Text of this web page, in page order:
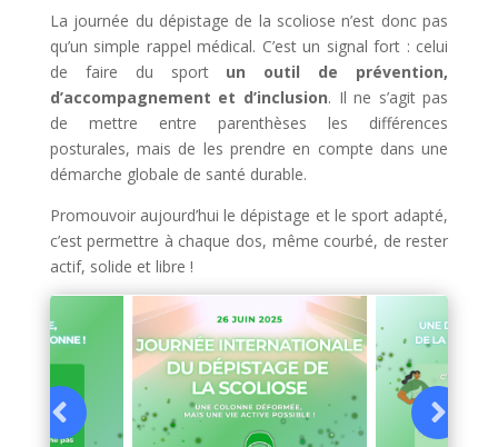
La journée du dépistage de la scoliose n’est donc pas
qu’un simple rappel médical. C’est un signal fort : celui
de faire du sport un outil de prévention,
d’accompagnement et d’inclusion. Il ne s’agit pas
de mettre entre parenthèses les différences
posturales, mais de les prendre en compte dans une
démarche globale de santé durable.
Promouvoir aujourd’hui le dépistage et le sport adapté,
c’est permettre à chaque dos, même courbé, de rester
actif, solide et libre !